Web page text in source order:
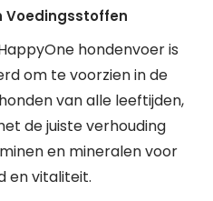
Voedingsstoffen
hondenvoer is
om te voorzien in de
van alle leeftijden,
de juiste verhouding
en mineralen voor
en vitaliteit.